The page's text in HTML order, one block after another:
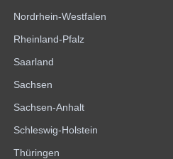
Nordrhein-Westfalen
Rheinland-Pfalz
Saarland
Sachsen
Sachsen-Anhalt
Schleswig-Holstein
Thüringen